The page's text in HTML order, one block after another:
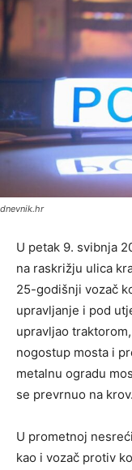
dnevnik.hr
U petak 9. svibnja
na raskrižju ulica
25-godišnji vozač
upravljanje i pod
upravljao
nogostup mosta i
metalnu ogradu
se prevrnuo na krov.
U prometnoj
kao i vozač protiv